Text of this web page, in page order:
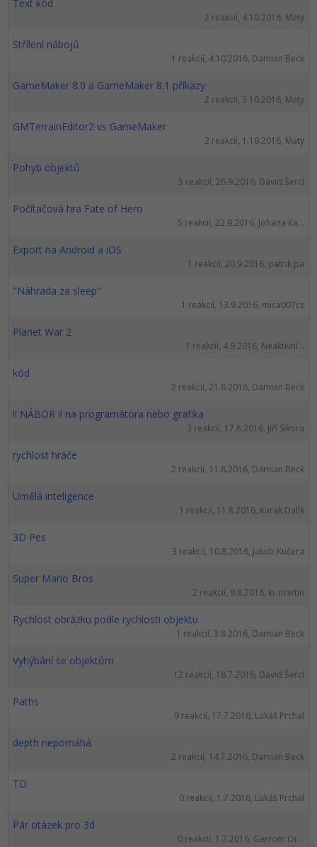
Text kód
2 reakcií, 4.10.2016, Maty
Střílení nábojů
1 reakcií, 4.10.2016, Damian Beck
GameMaker 8.0 a GameMaker 8.1 příkazy
2 reakcií, 3.10.2016, Maty
GMTerrainEditor2 vs GameMaker
2 reakcií, 1.10.2016, Maty
Pohyb objektů
5 reakcií, 26.9.2016, David Šercl
Počítačová hra Fate of Hero
5 reakcií, 22.9.2016, Johana Ka...
Export na Android a iOS
1 reakcií, 20.9.2016, patrik.pa
"Náhrada za sleep"
1 reakcií, 13.9.2016, mica007cz
Planet War 2
1 reakcií, 4.9.2016, Neaktivní...
kód
2 reakcií, 21.8.2016, Damian Beck
!! NÁBOR !! na programátora nebo grafika
3 reakcií, 17.8.2016, Jiří Sikora
rychlost hráče
2 reakcií, 11.8.2016, Damian Beck
Umělá inteligence
1 reakcií, 11.8.2016, Karak Dalík
3D Pes
3 reakcií, 10.8.2016, Jakub Kučera
Super Mario Bros
2 reakcií, 9.8.2016, kr.martin
Rychlost obrázku podle rychlosti objektu
1 reakcií, 3.8.2016, Damian Beck
Vyhýbání se objektům
12 reakcií, 18.7.2016, David Šercl
Paths
9 reakcií, 17.7.2016, Lukáš Prchal
depth nepomáhá
2 reakcií, 14.7.2016, Damian Beck
TD
0 reakcií, 1.7.2016, Lukáš Prchal
Pár otázek pro 3d
0 reakcií, 1.7.2016, Garrom Or...